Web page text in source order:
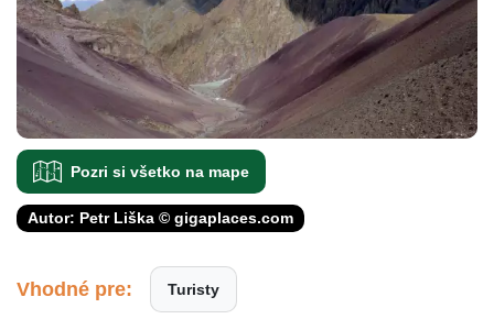
Pozri si všetko na mape
Autor: Petr Liška © gigaplaces.com
Vhodné pre: Turisty